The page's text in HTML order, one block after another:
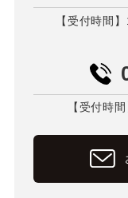
【受付時間
【受付時